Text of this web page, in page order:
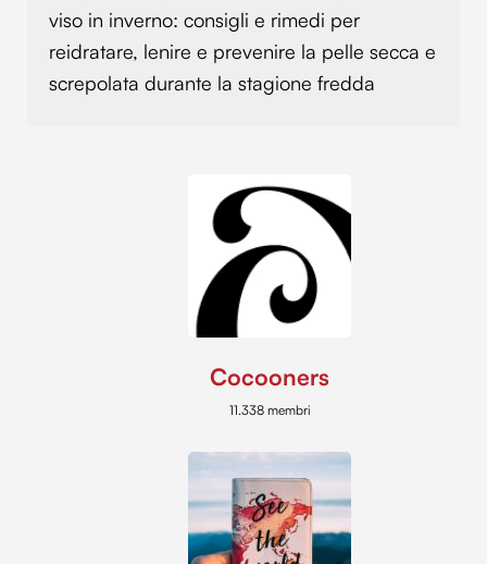
raccolto dal tuo utilizzo dei loro servizi.
viso in inverno: consigli e rimedi per
reidratare, lenire e prevenire la pelle secca e
screpolata durante la stagione fredda
Cocooners
11.338 membri